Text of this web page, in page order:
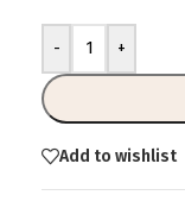
- +
Add to wishlist